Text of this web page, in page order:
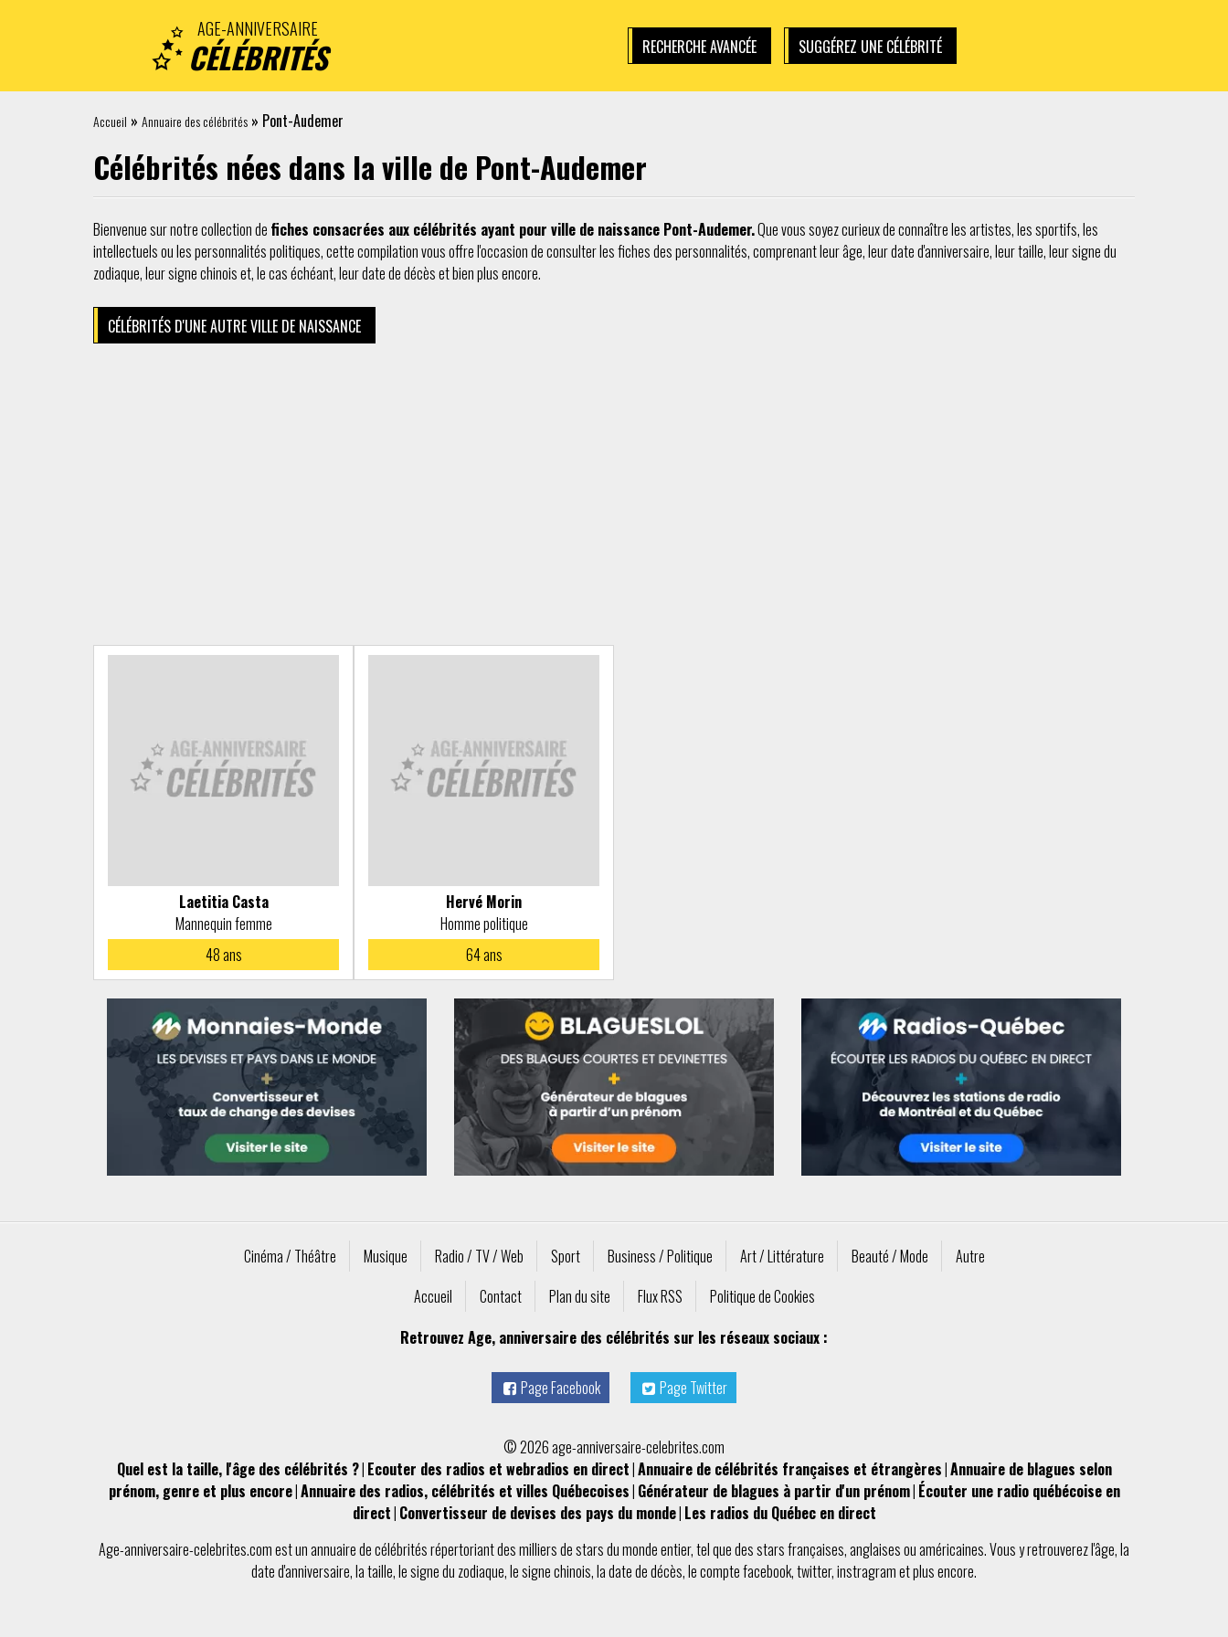
AGE-ANNIVERSAIRE
CÉLÉBRITÉS RECHERCHE AVANCÉE SUGGÉREZ UNE CÉLÉBRITÉ
Accueil » Annuaire des célébrités » Pont-Audemer
Célébrités nées dans la ville de Pont-Audemer
Bienvenue sur notre collection de fiches consacrées aux célébrités ayant pour ville de naissance Pont-Audemer.Que vous soyez curieux de connaître les artistes, les sportifs, les
intellectuels ou les personnalités politiques, cette compilation vous offre l'occasion de consulter les fiches des personnalités, comprenant leur âge, leur date d'anniversaire, leur taille, leur signe du
zodiaque, leur signe chinois et, le cas échéant, leur date de décès et bien plus encore.
CÉLÉBRITÉS D'UNE AUTRE VILLE DE NAISSANCE
Laetitia Casta
Mannequin femme
48ans
Hervé Morin
Homme politique
64ans
Cinéma / Théâtre Musique Radio / TV / Web Sport Business / Politique Art / Littérature Beauté / Mode
Autre
Accueil
Contact Plan du site Flux RSS
Politique de Cookies
Retrouvez Age, anniversaire des célébrités sur les réseaux sociaux :
Page Facebook Page Twitter
© 2026 age-anniversaire-celebrites.com
Quel est la taille, l'âge des célébrités ?| Ecouter des radios et webradios en direct|Annuaire de célébrités françaises et étrangères|Annuaire de blagues selon
prénom, genre et plus encore|Annuaire des radios, célébrités et villes Québecoises| Générateur de blagues à partir d'un prénom| Écouter une radio québécoise en
direct| Convertisseur de devises des pays du monde| Les radios du Québec en direct
Age-anniversaire-celebrites.comest unannuaire de célébritésrépertoriant des milliers de stars du monde entier, tel que desstars françaises,anglaisesouaméricaines. Vous y retrouverez l'âge, la
date d'anniversaire, lataille, lesigne du zodiaque, lesigne chinois, ladate de décès, le comptefacebook,twitter,instragramet plus encore.